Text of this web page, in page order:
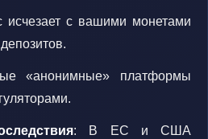
исчезает с вашими монетами
«анонимные» платформы
: В ЕС и США